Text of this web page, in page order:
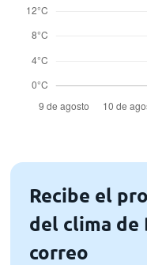
Recibe el
del clima de
correo